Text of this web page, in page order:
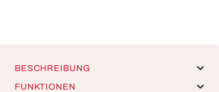
BESCHREIBUNG
FUNKTIONEN